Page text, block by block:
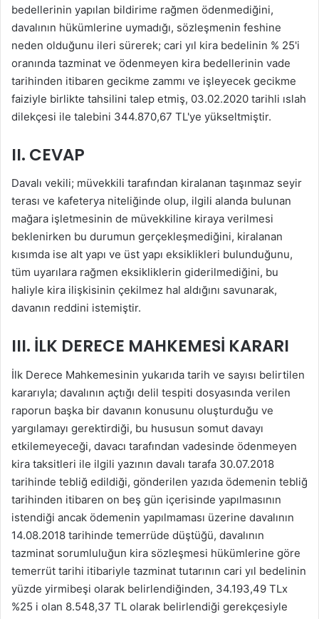
bedellerinin yapılan bildirime rağmen ödenmediğini,
davalının hükümlerine uymadığı, sözleşmenin feshine
neden olduğunu ileri sürerek; cari yıl kira bedelinin % 25'i
oranında tazminat ve ödenmeyen kira bedellerinin vade
tarihinden itibaren gecikme zammı ve işleyecek gecikme
faiziyle birlikte tahsilini talep etmiş, 03.02.2020 tarihli ıslah
dilekçesi ile talebini 344.870,67 TL'ye yükseltmiştir.
II. CEVAP
Davalı vekili; müvekkili tarafından kiralanan taşınmaz seyir
terası ve kafeterya niteliğinde olup, ilgili alanda bulunan
mağara işletmesinin de müvekkiline kiraya verilmesi
beklenirken bu durumun gerçekleşmediğini, kiralanan
kısımda ise alt yapı ve üst yapı eksiklikleri bulunduğunu,
tüm uyarılara rağmen eksikliklerin giderilmediğini, bu
haliyle kira ilişkisinin çekilmez hal aldığını savunarak,
davanın reddini istemiştir.
III. İLK DERECE MAHKEMESİ KARARI
İlk Derece Mahkemesinin yukarıda tarih ve sayısı belirtilen
kararıyla; davalının açtığı delil tespiti dosyasında verilen
raporun başka bir davanın konusunu oluşturduğu ve
yargılamayı gerektirdiği, bu hususun somut davayı
etkilemeyeceği, davacı tarafından vadesinde ödenmeyen
kira taksitleri ile ilgili yazının davalı tarafa 30.07.2018
tarihinde tebliğ edildiği, gönderilen yazıda ödemenin tebliğ
tarihinden itibaren on beş gün içerisinde yapılmasının
istendiği ancak ödemenin yapılmaması üzerine davalının
14.08.2018 tarihinde temerrüde düştüğü, davalının
tazminat sorumluluğun kira sözleşmesi hükümlerine göre
temerrüt tarihi itibariyle tazminat tutarının cari yıl bedelinin
yüzde yirmibeşi olarak belirlendiğinden, 34.193,49 TLx
%25 i olan 8.548,37 TL olarak belirlendiği gerekçesiyle